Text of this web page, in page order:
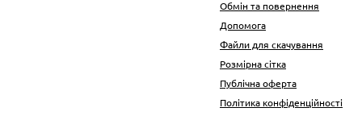
Обмін та повернення
Допомога
Файли для скачування
Розмірна сітка
Публічна оферта
Політика конфіденційності